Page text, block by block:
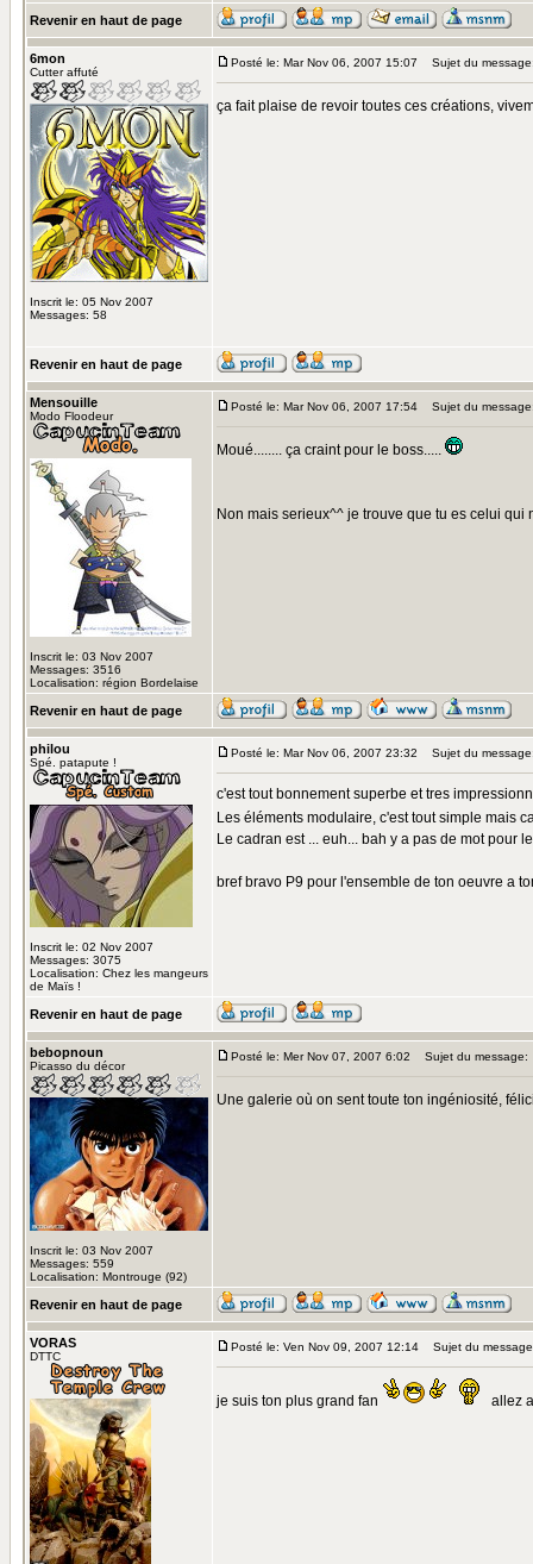
Revenir en haut de page
6mon
Cutter affuté
Inscrit le: 05 Nov 2007
Messages: 58
Posté le: Mar Nov 06, 2007 15:07 Sujet du
ça fait plaise de revoir toutes ces créations,
Revenir en haut de page
Mensouille
Modo Floodeur
Inscrit le: 03 Nov 2007
Messages: 3516
Localisation: région Bordelaise
Posté le: Mar Nov 06, 2007 17:54 Sujet du
Moué........ ça craint pour le boss.....
Non mais serieux^^ je trouve que tu es celui
Revenir en haut de page
philou
Spé. patapute !
Inscrit le: 02 Nov 2007
Messages: 3075
Localisation: Chez les mangeurs
de Maïs !
Posté le: Mar Nov 06, 2007 23:32 Sujet du
c'est tout bonnement superbe et tres
Les éléments modulaire, c'est tout simple mais
Le cadran est ... euh... bah y a pas de mot pour
bref bravo P9 pour l'ensemble de ton oeuvre a
Revenir en haut de page
bebopnoun
Picasso du décor
Inscrit le: 03 Nov 2007
Messages: 559
Localisation: Montrouge (92)
Posté le: Mer Nov 07, 2007 6:02 Sujet du message:
Une galerie où on sent toute ton ingéniosité,
Revenir en haut de page
VORAS
DTTC
Posté le: Ven Nov 09, 2007 12:14 Sujet du
je suis ton plus grand fan allez